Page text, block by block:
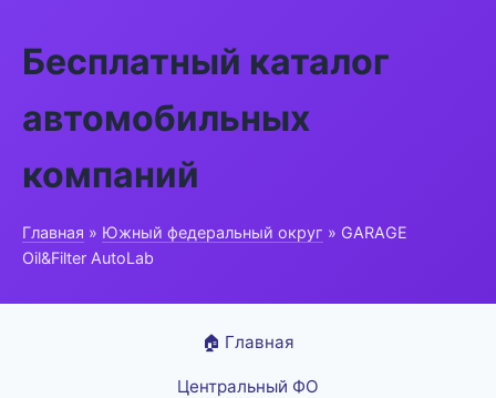
Бесплатный каталог
автомобильных
компаний
Главная » Южный федеральный округ » GARAGE
Oil&Filter AutoLab
🏠 Главная
Центральный ФО